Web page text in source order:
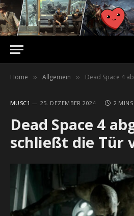
Home » Allgemein » Dead Space 4
MUSC1 25. DEZEMBER 2024 2 MINS
Dead Space 4
schließt die Tür